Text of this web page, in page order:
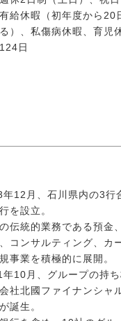
給休暇（初年度から20
）、私傷病休暇、育児
日
年12月、石川県内の3行
を設立。
伝統的業務である預金
コンサルティング、カ
事業を積極的に展開。
年10月、グループの持
社北國ファイナンシャ
誕生。